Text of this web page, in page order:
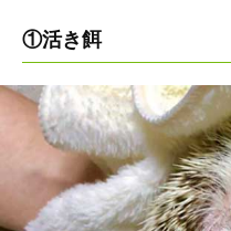
①活き餌